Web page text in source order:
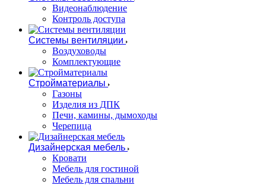
Видеонаблюдение
Контроль доступа
Системы вентиляции
Воздуховоды
Комплектующие
Стройматериалы
Газоны
Изделия из ДПК
Печи, камины, дымоходы
Черепица
Дизайнерская мебель
Кровати
Мебель для гостиной
Мебель для спальни